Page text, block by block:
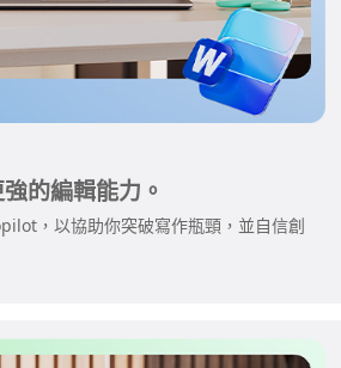
的編輯能力。
，以協助你突破寫作瓶頸，並自信創